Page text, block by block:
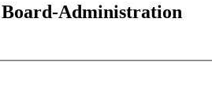
Administration